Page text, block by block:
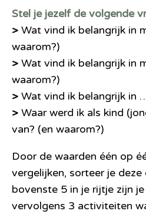
Stel je jezelf de volgende
> Wat vind ik belangrijk in
waarom?)
> Wat vind ik belangrijk in
waarom?)
> Wat vind ik belangrijk in
> Waar werd ik als kind
van? (en waarom?)
Door de waarden één op
vergelijken, sorteer je
bovenste 5 in je rijtje zijn
vervolgens 3 activiteiten